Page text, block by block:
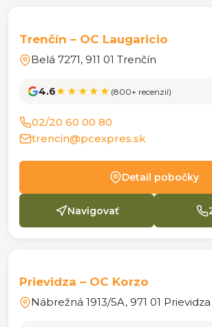
Trenčín – OC Laugaricio
Belá 7271, 911 01 Trenčín
4.6★★★★★ (800+ recenzií)
02/20 60 00 80
trencin@pcexpres.sk
Detail pobočky
Navigovať
Prievidza – OC Korzo
Nábrežná 1913/5A, 971 01 Prievidza